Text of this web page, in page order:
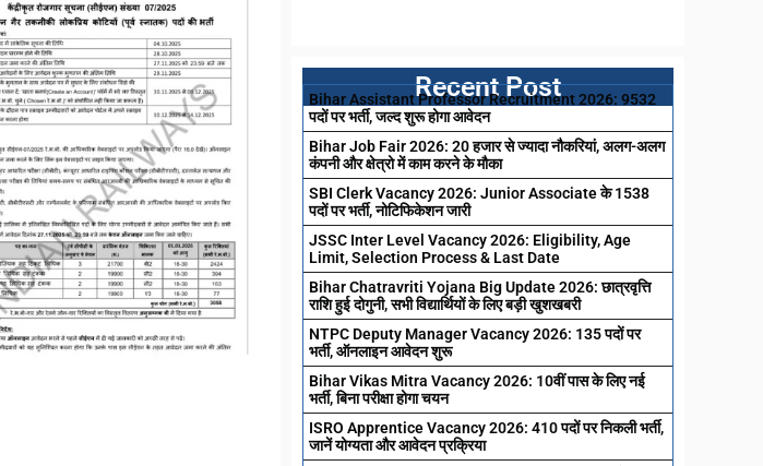
Recent Post
Bihar Assistant Professor Recruitment 2026: 9532
पदों पर भर्ती, जल्द शुरू होगा आवेदन
Bihar Job Fair 2026: 20 हजार से ज्यादा नौकरियां, अलग-अलग
कंपनी और क्षेत्रो में काम करने के मौका
SBI Clerk Vacancy 2026: Junior Associate के 1538
पदों पर भर्ती, नोटिफिकेशन जारी
JSSC Inter Level Vacancy 2026: Eligibility, Age
Limit, Selection Process & Last Date
Bihar Chatravriti Yojana Big Update 2026: छात्रवृत्ति
राशि हुई दोगुनी, सभी विद्यार्थियों के लिए बड़ी खुशखबरी
NTPC Deputy Manager Vacancy 2026: 135 पदों पर
भर्ती, ऑनलाइन आवेदन शुरू
Bihar Vikas Mitra Vacancy 2026: 10वीं पास के लिए नई
भर्ती, बिना परीक्षा होगा चयन
ISRO Apprentice Vacancy 2026: 410 पदों पर निकली भर्ती,
जानें योग्यता और आवेदन प्रक्रिया